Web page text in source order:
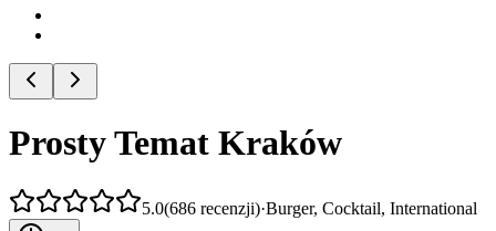
Prosty Temat Kraków
5.0(686 recenzji)·Burger, Cocktail, International